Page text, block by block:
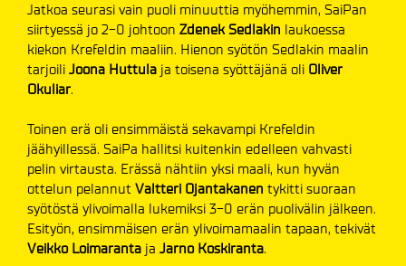
Jatkoa seurasi vain puoli minuuttia myöhemmin, SaiPan
siirtyessä jo 2-0 johtoon Zdenek Sedlakin laukoessa
kiekon Krefeldin maaliin. Hienon syötön Sedlakin maalin
tarjoili Joona Huttula ja toisena syöttäjänä oli Oliver
Okuliar.
Toinen erä oli ensimmäistä sekavampi Krefeldin
jäähyillessä. SaiPa hallitsi kuitenkin edelleen vahvasti
pelin virtausta. Erässä nähtiin yksi maali, kun hyvän
ottelun pelannut Valtteri Ojantakanen tykitti suoraan
syötöstä ylivoimalla lukemiksi 3-0 erän puolivälin jälkeen.
Esityön, ensimmäisen erän ylivoimamaalin tapaan, tekivät
Veikko Loimaranta ja Jarno Koskiranta.